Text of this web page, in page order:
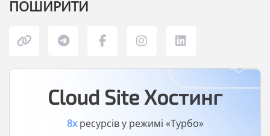
ПОШИРИТИ
Cloud Site Хостинг
8xресурсів у режимі «Турбо»